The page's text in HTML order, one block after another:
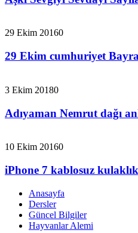
29 Ekim 20160
29 Ekim cumhuriyet
3 Ekim 20180
Adıyaman Nemrut dağı
10 Ekim 20160
iPhone 7 kablosuz
Anasayfa
Dersler
Güncel Bilgiler
Hayvanlar Alemi